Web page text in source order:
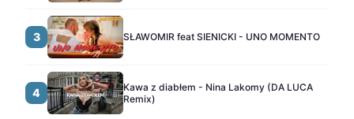
3 SŁAWOMIR feat SIENICKI - UNO MOMENTO
4
Kawa z diabłem - Nina Lakomy (DA LUCA
Remix)